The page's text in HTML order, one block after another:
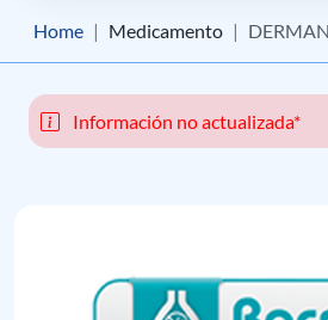
Home Medicamento
Información no actualizada*